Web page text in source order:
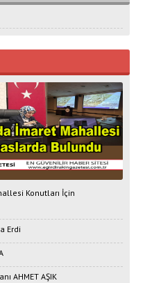
Konutları İçin
Erdi
AHMET AŞIK